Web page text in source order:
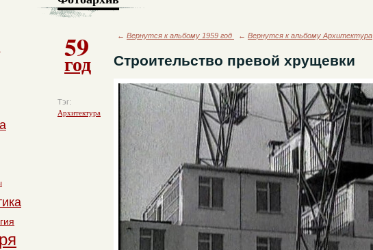
59
год
Тэг:
Архитектура
← Вернутся к альбому 1959 год ← Вернутся к альбому Архитектура
Строительство превой хрущевки